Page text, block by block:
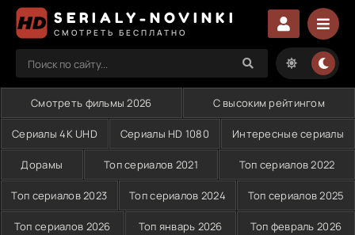
SERIALY-NOVINKI
СМОТРЕТЬ БЕСПЛАТНО
Смотреть фильмы 2026 С высоким рейтингом
Сериалы 4K UHD Сериалы HD 1080 Интересные сериалы
Дорамы Топ сериалов 2021 Топ сериалов 2022
Топ сериалов 2023 Топ сериалов 2024 Топ сериалов 2025
Топ сериалов 2026 Топ январь 2026 Топ февраль 2026